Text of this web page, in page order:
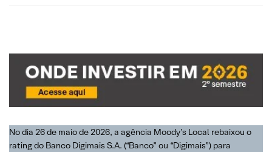
No dia 26 de maio de 2026, a agência Moody’s Local rebaixou o
rating do Banco Digimais S.A. (“Banco” ou “Digimais”) para